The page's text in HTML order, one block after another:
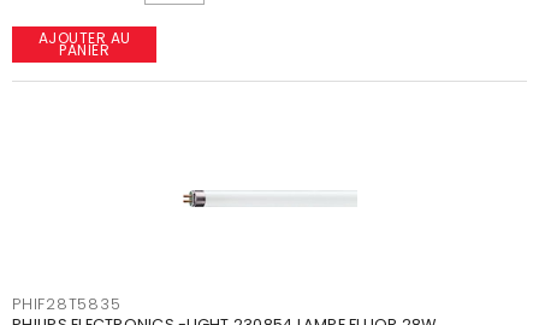
AJOUTER AU
PANIER
PHIF28T5835